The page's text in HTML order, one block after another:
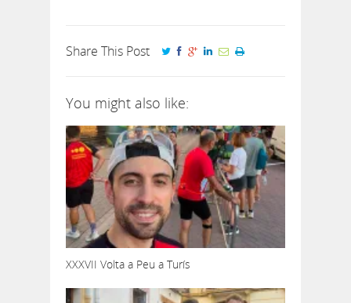
Share This Post
You might also like:
XXXVII Volta a Peu a Turís